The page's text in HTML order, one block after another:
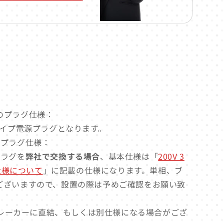
ラグ仕様：
電源プラグとなります。
ラグ仕様：
グを弊社で交換する場合、基本仕様は「200V 3
について 」に記載の仕様になります。単相、ブ
いますので、設置の際は予めご確認をお願い致
ーカーに直結、もしくは別仕様になる場合がござ